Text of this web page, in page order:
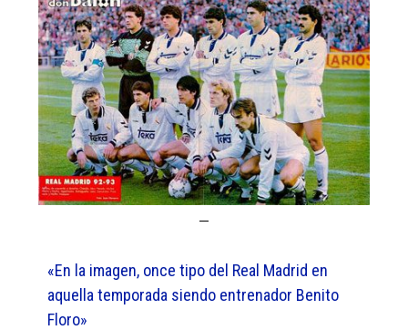
«En la imagen, once tipo del Real Madrid en
aquella temporada siendo entrenador Benito
Floro»